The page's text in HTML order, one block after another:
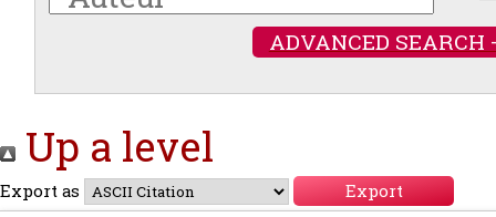
ADVANCED SEARCH
Up a level
Export as